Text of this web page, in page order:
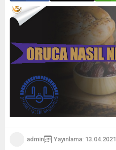
admin Yayınlama: 13.04.2021